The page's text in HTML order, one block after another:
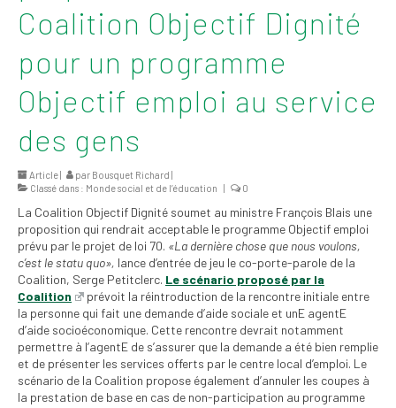
2026
syndicaux et
Outils de visibilité
Signature – Courriel –
Place à notre
valorisation
Signature – Fond
d’écran – Place à
notre valorisation
Signature – Courriel
Coalition Objectif Dignité
pour un programme
Objectif emploi au service
des gens
Article | par Bousquet Richard |
Classé dans : Monde social et de l’éducation | 0
La Coalition Objectif Dignité soumet au ministre François Blais une
proposition qui rendrait acceptable le programme Objectif emploi
prévu par le projet de loi 70. «La dernière chose que nous voulons,
c’est le statu quo», lance d’entrée de jeu le co-porte-parole de la
Coalition, Serge Petitclerc. Le scénario proposé par la
Coalition
prévoit la réintroduction de la rencontre initiale entre
la personne qui fait une demande d’aide sociale et unE agentE
d’aide socioéconomique. Cette rencontre devrait notamment
permettre à l’agentE de s’assurer que la demande a été bien remplie
et de présenter les services offerts par le centre local d’emploi. Le
scénario de la Coalition propose également d’annuler les coupes à
la prestation de base en cas de non-participation au programme